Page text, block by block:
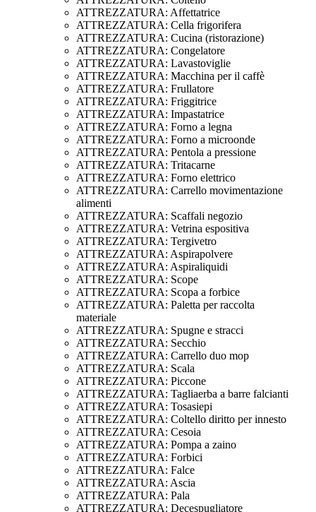
ATTREZZATURA: Affettatrice
ATTREZZATURA: Cella frigorifera
ATTREZZATURA: Cucina (ristorazione)
ATTREZZATURA: Congelatore
ATTREZZATURA: Lavastoviglie
ATTREZZATURA: Macchina per il caffè
ATTREZZATURA: Frullatore
ATTREZZATURA: Friggitrice
ATTREZZATURA: Impastatrice
ATTREZZATURA: Forno a legna
ATTREZZATURA: Forno a microonde
ATTREZZATURA: Pentola a pressione
ATTREZZATURA: Tritacarne
ATTREZZATURA: Forno elettrico
ATTREZZATURA: Carrello movimentazione
alimenti
ATTREZZATURA: Scaffali negozio
ATTREZZATURA: Vetrina espositiva
ATTREZZATURA: Tergivetro
ATTREZZATURA: Aspirapolvere
ATTREZZATURA: Aspiraliquidi
ATTREZZATURA: Scope
ATTREZZATURA: Scopa a forbice
ATTREZZATURA: Paletta per raccolta
materiale
ATTREZZATURA: Spugne e stracci
ATTREZZATURA: Secchio
ATTREZZATURA: Carrello duo mop
ATTREZZATURA: Scala
ATTREZZATURA: Piccone
ATTREZZATURA: Tagliaerba a barre falcianti
ATTREZZATURA: Tosasiepi
ATTREZZATURA: Coltello diritto per innesto
ATTREZZATURA: Cesoia
ATTREZZATURA: Pompa a zaino
ATTREZZATURA: Forbici
ATTREZZATURA: Falce
ATTREZZATURA: Ascia
ATTREZZATURA: Pala
ATTREZZATURA: Decespugliatore